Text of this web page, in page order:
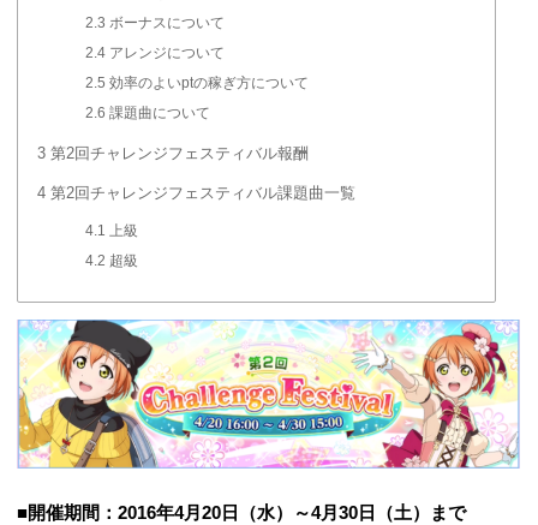
2.3 ボーナスについて
2.4アレンジについて
2.5 効率のよいptの稼ぎ方について
2.6 課題曲について
3 第2回チャレンジフェスティバル報酬
4 第2回チャレンジフェスティバル課題曲一覧
4.1 上級
4.2 超級
■開催期間：2016年4月20日（水）～4月30日（土）まで